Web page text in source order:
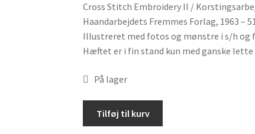
Cross Stitch Embroidery II /
Haandarbejdets Fremmes Forlag, 1963 –
Illustreret med fotos og mønstre i s/h og
Hæftet er i fin stand kun med ganske
På lager
Tilføj til kurv